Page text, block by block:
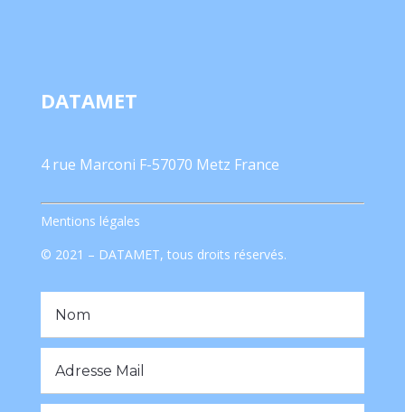
DATAMET
4 rue Marconi F-57070 Metz France
Mentions légales
© 2021 – DATAMET, tous droits réservés.